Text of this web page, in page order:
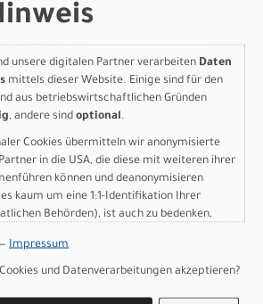
Crux DSW
Apex XPLR
unsere digitalen Partner verarbeiten Daten
mittels dieser Website. Einige sind für den
aus betriebswirtschaftlichen Gründen
, andere sind optional.
Cookies übermitteln wir anonymisierte
in die USA, die diese mit weiteren ihrer
können und deanonymisieren
kaum um eine 1:1-Identifikation Ihrer
Behörden), ist auch zu bedenken,
Union.
— Impressum
und Datenverarbeitungen akzeptieren?